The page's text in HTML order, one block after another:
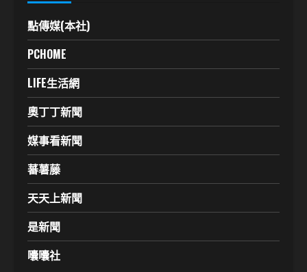
點傳媒(本社)
PCHOME
LIFE生活網
奧丁丁新聞
媒事看新聞
蕃薯藤
天天上新聞
是新聞
囔囔社